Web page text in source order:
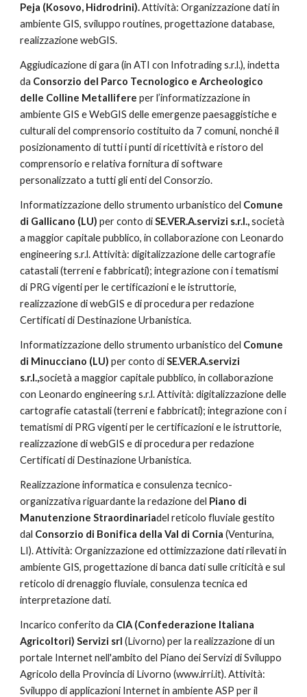
Peja (Kosovo, Hidrodrini). Attività: Organizzazione dati in
ambiente GIS, sviluppo routines, progettazione database,
realizzazione webGIS.
Aggiudicazione di gara (in ATI con Infotrading s.r.l.), indetta
da Consorzio del Parco Tecnologico e Archeologico
delle Colline Metallifere per l’informatizzazione in
ambiente GIS e WebGIS delle emergenze paesaggistiche e
culturali del comprensorio costituito da 7 comuni, nonché il
posizionamento di tutti i punti di ricettività e ristoro del
comprensorio e relativa fornitura di software
personalizzato a tutti gli enti del Consorzio.
Informatizzazione dello strumento urbanistico del Comune
di Gallicano (LU) per conto di SE.VER.A.servizi s.r.l., società
a maggior capitale pubblico, in collaborazione con Leonardo
engineering s.r.l. Attività: digitalizzazione delle cartografie
catastali (terreni e fabbricati); integrazione con i tematismi
di PRG vigenti per le certificazioni e le istruttorie,
realizzazione di webGIS e di procedura per redazione
Certificati di Destinazione Urbanistica.
Informatizzazione dello strumento urbanistico del Comune
di Minucciano (LU) per conto di SE.VER.A.servizi
s.r.l.,società a maggior capitale pubblico, in collaborazione
con Leonardo engineering s.r.l. Attività: digitalizzazione delle
cartografie catastali (terreni e fabbricati); integrazione con i
tematismi di PRG vigenti per le certificazioni e le istruttorie,
realizzazione di webGIS e di procedura per redazione
Certificati di Destinazione Urbanistica.
Realizzazione informatica e consulenza tecnico-
organizzativa riguardante la redazione del Piano di
Manutenzione Straordinariadel reticolo fluviale gestito
dal Consorzio di Bonifica della Val di Cornia (Venturina,
LI). Attività: Organizzazione ed ottimizzazione dati rilevati in
ambiente GIS, progettazione di banca dati sulle criticità e sul
reticolo di drenaggio fluviale, consulenza tecnica ed
interpretazione dati.
Incarico conferito da CIA (Confederazione Italiana
Agricoltori) Servizi srl (Livorno) per la realizzazione di un
portale Internet nell'ambito del Piano dei Servizi di Sviluppo
Agricolo della Provincia di Livorno (www.irri.it). Attività:
Sviluppo di applicazioni Internet in ambiente ASP per il